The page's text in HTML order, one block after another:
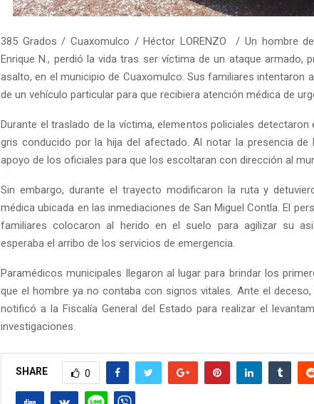
385 Grados / Cuaxomulco / Héctor LORENZO / Un hombre
Enrique N., perdió la vida tras ser víctima de un ataque armado,
asalto, en el municipio de Cuaxomulco. Sus familiares intentaron
de un vehículo particular para que recibiera atención médica de
Durante el traslado de la víctima, elementos policiales detectaron
gris conducido por la hija del afectado. Al notar la presencia de
apoyo de los oficiales para que los escoltaran con dirección al
Sin embargo, durante el trayecto modificaron la ruta y
médica ubicada en las inmediaciones de San Miguel Contla. El
familiares colocaron al herido en el suelo para agilizar su
esperaba el arribo de los servicios de emergencia.
Paramédicos municipales llegaron al lugar para brindar los
que el hombre ya no contaba con signos vitales. Ante el
notificó a la Fiscalía General del Estado para realizar el
investigaciones.
SHARE 0